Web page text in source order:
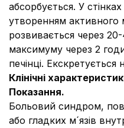
абсорбується. У
утворенням активного
розвивається через
максимуму через 2
печінці. Екскретується
Клінічні
Показання.
Больовий синдром,
або гладких м´язів